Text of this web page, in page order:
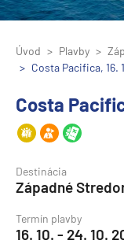
Úvod Plavby
Costa Pacifica, 16.
Costa
Destinácia
Západné
Termín plavby
16. 10. - 24. 10.